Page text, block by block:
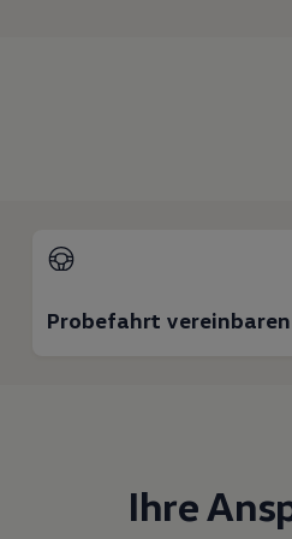
Probefahrt vereinbaren
Ihre